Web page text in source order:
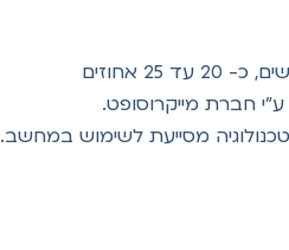
אתר אינטרנט נגיש הוא אתר המאפשר לאנשים עם מוגבלות ולאנשים מבוגרים לגלוש באותה רמה של יעילות והנאה ככל הגולשים, כ- 20 עד 25 אחוזים
מסייעת לשימוש במחשב.